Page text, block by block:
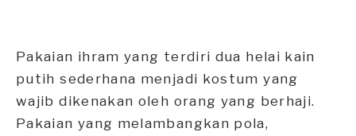
Pakaian ihram yang terdiri dua helai kain
putih sederhana menjadi kostum yang
wajib dikenakan oleh orang yang berhaji.
Pakaian yang melambangkan pola,